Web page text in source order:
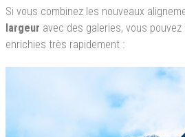
Si vous combinez les nouveaux
largeur avec des galeries, vous
enrichies très rapidement :